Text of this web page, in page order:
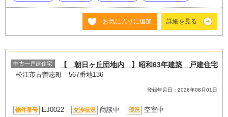
お気に入りに追加 詳細を見る
中古一戸建住宅 【 朝日ヶ丘団地内 】昭和63年建築 戸建住宅
松江市古曽志町 567番地136
登録年月日：2026年08月01日
物件番号 EJ0022 交渉状況 商談中 現況 空室中